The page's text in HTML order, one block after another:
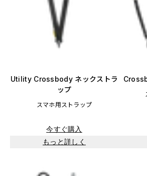
Utility Crossbody ネックストラ
ップ
スマホ用ストラップ
今すぐ購入
もっと詳しく